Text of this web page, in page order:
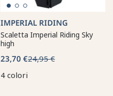
IMPERIAL RIDING
Scaletta Imperial Riding Sky
high
23,70 €24,95 €
4 colori